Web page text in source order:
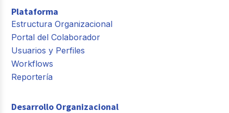
Plataforma
Estructura Organizacional
Portal del Colaborador
Usuarios y Perfiles
Workflows
Reportería
Desarrollo Organizacional